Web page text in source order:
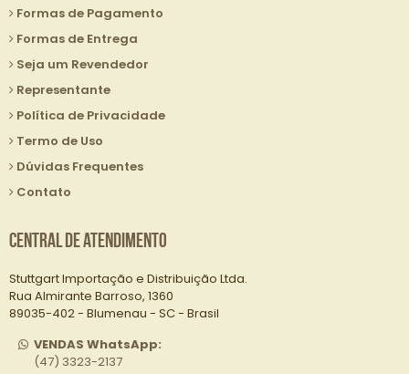
Formas de Pagamento
Formas de Entrega
Seja um Revendedor
Representante
Política de Privacidade
Termo de Uso
Dúvidas Frequentes
Contato
Central de Atendimento
Stuttgart Importação e Distribuição Ltda.
Rua Almirante Barroso, 1360
89035-402 - Blumenau - SC - Brasil
VENDAS WhatsApp:
(47) 3323-2137